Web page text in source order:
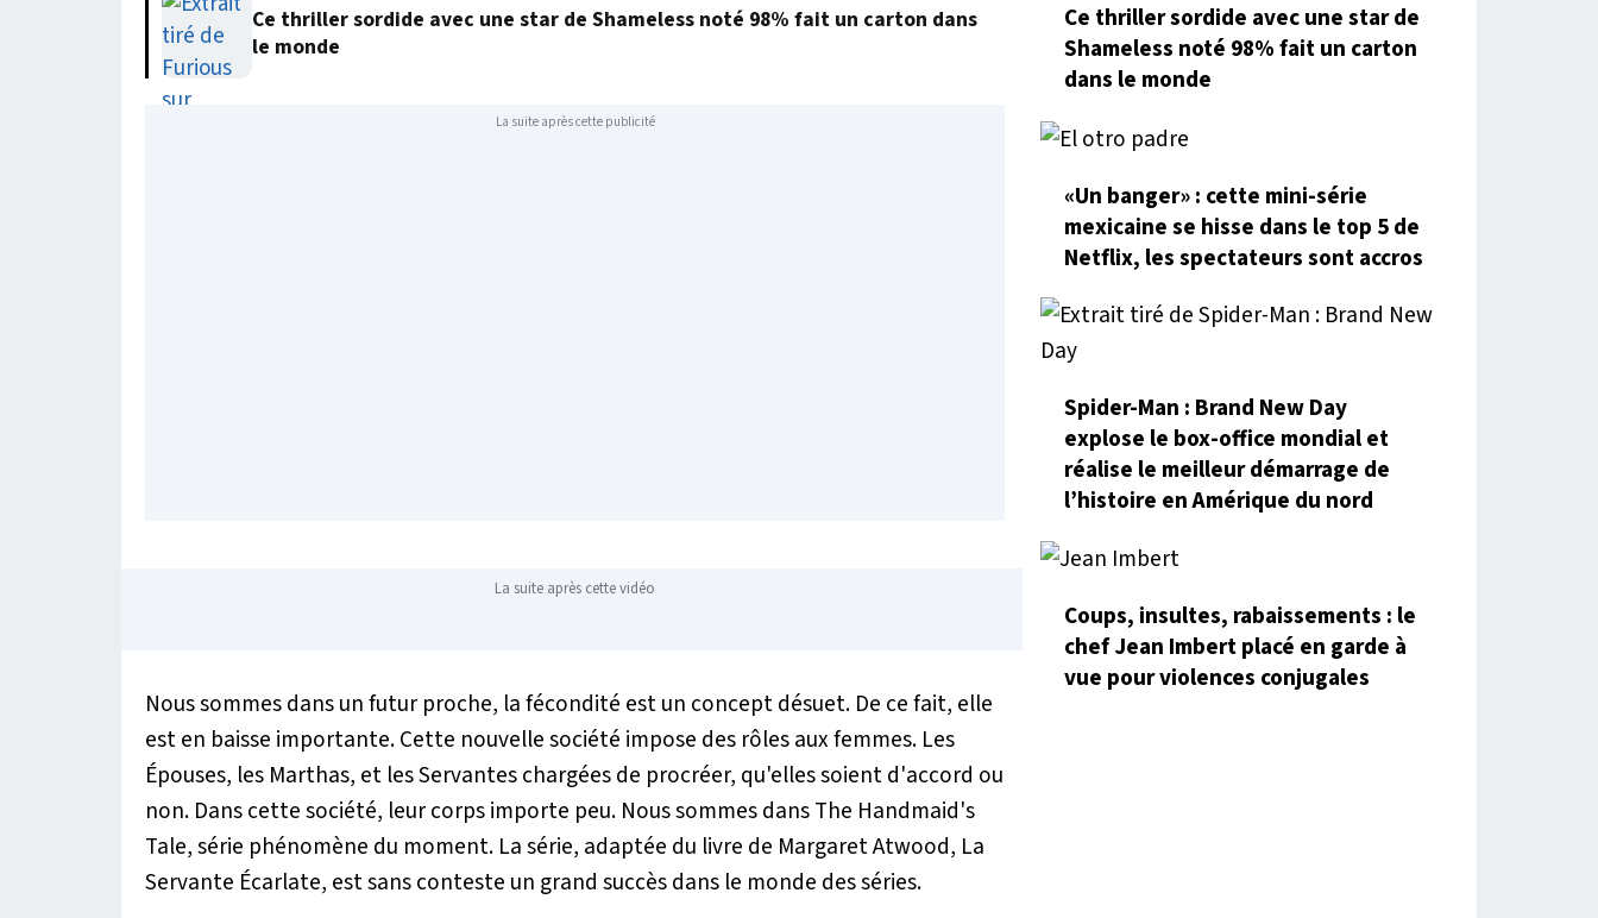
Ce thriller sordide avec une star de Shameless noté 98% fait un carton dans
le monde
La suite après cette publicité
La suite après cette vidéo
Nous sommes dans un futur proche, la fécondité est un concept désuet. De ce fait, elle
est en baisse importante. Cette nouvelle société impose des rôles aux femmes. Les
Épouses, les Marthas, et les Servantes chargées de procréer, qu'elles soient d'accord ou
non. Dans cette société, leur corps importe peu. Nous sommes dans The Handmaid's
Tale, série phénomène du moment. La série, adaptée du livre de Margaret Atwood, La
Servante Écarlate, est sans conteste un grand succès dans le monde des séries.
Ce thriller sordide avec une star de
Shameless noté 98% fait un carton
dans le monde
«Un banger» : cette mini-série
mexicaine se hisse dans le top 5 de
Netflix, les spectateurs sont accros
Spider-Man : Brand New Day
explose le box-office mondial et
réalise le meilleur démarrage de
l’histoire en Amérique du nord
Coups, insultes, rabaissements : le
chef Jean Imbert placé en garde à
vue pour violences conjugales